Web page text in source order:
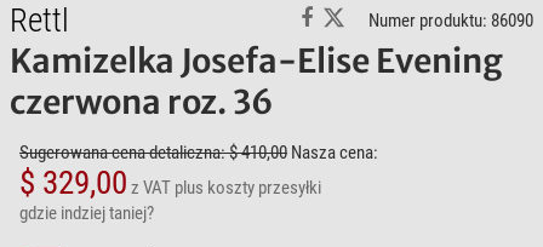
Rettl Numer produktu: 86090
Kamizelka Josefa-Elise Evening
czerwona roz. 36
Sugerowana cena detaliczna: $ 410,00 Nasza cena:
$ 329,00 z VAT plus koszty przesyłki
gdzie indziej taniej?